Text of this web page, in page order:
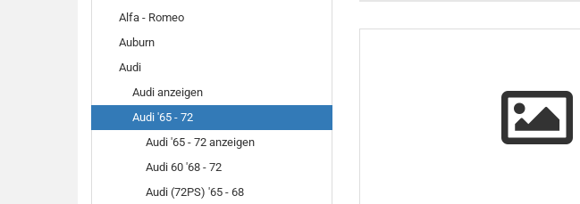
Alfa - Romeo
Auburn
Audi
Audi anzeigen
Audi '65 - 72
Audi '65 - 72 anzeigen
Audi 60 '68 - 72
Audi (72PS) '65 - 68